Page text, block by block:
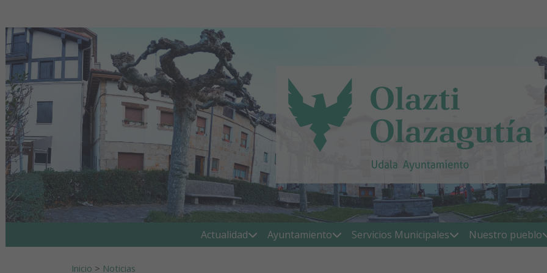
Actualidad Ayuntamiento Servicios Municipales Nuestro pueblo
Inicio > Noticias